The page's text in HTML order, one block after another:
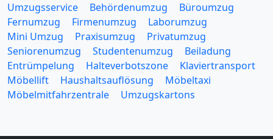
Umzugsservice Behördenumzug
Büroumzug
Fernumzug
Firmenumzug
Laborumzug
Mini Umzug
Praxisumzug
Privatumzug
Seniorenumzug
Studentenumzug
Beiladung
Entrümpelung
Halteverbotszone
Klaviertransport
Möbellift
Haushaltsauflösung
Möbeltaxi
Möbelmitfahrzentrale
Umzugskartons